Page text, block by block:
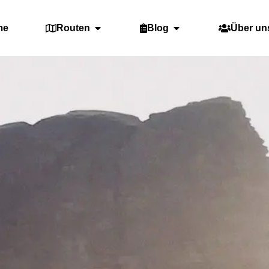
Routen Blog Über